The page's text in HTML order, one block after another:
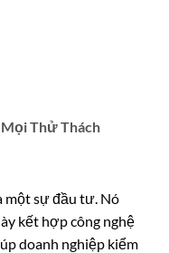
Mọi Thử Thách
một sự đầu tư. Nó
kết hợp công nghệ
doanh nghiệp kiểm